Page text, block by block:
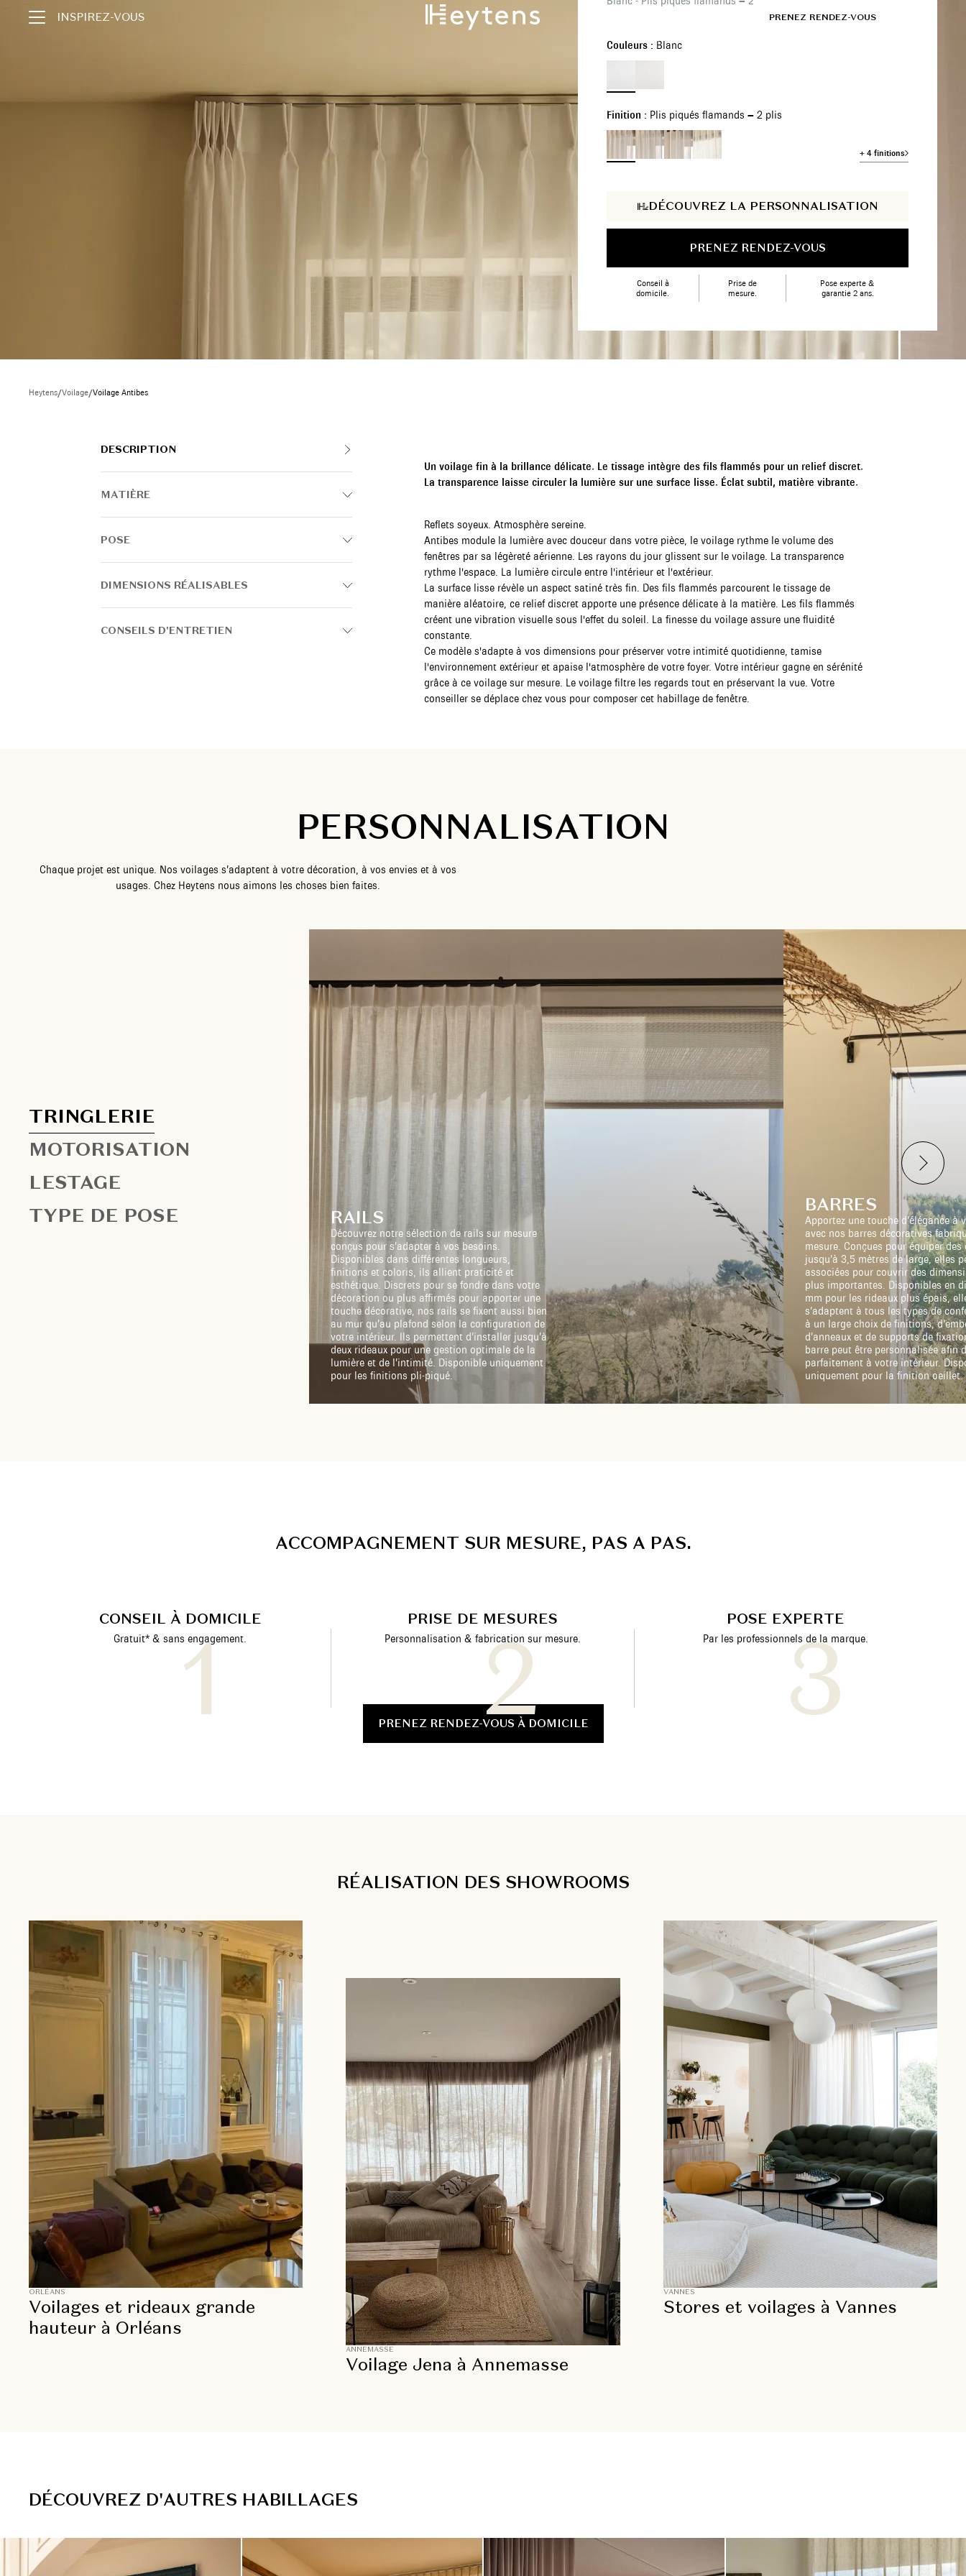
INSPIREZ-VOUS PRENEZ RENDEZ-VOUS
Couleurs : Blanc
Finition : Plis piqués flamands – 2 plis
+ 4 finitions
DÉCOUVREZ LA PERSONNALISATION
PRENEZ RENDEZ-VOUS
Conseil à
domicile.
Prise de
mesure.
Pose experte &
garantie 2 ans.
Heytens/Voilage/Voilage Antibes
DESCRIPTION
MATIÈRE
POSE
DIMENSIONS RÉALISABLES
CONSEILS D'ENTRETIEN
Un voilage fin à la brillance délicate. Le tissage intègre des fils flammés pour un relief discret.
La transparence laisse circuler la lumière sur une surface lisse. Éclat subtil, matière vibrante.
Reflets soyeux. Atmosphère sereine.
Antibes module la lumière avec douceur dans votre pièce, le voilage rythme le volume des
fenêtres par sa légèreté aérienne. Les rayons du jour glissent sur le voilage. La transparence
rythme l'espace. La lumière circule entre l'intérieur et l'extérieur.
La surface lisse révèle un aspect satiné très fin. Des fils flammés parcourent le tissage de
manière aléatoire, ce relief discret apporte une présence délicate à la matière. Les fils flammés
créent une vibration visuelle sous l'effet du soleil. La finesse du voilage assure une fluidité
constante.
Ce modèle s'adapte à vos dimensions pour préserver votre intimité quotidienne, tamise
l'environnement extérieur et apaise l'atmosphère de votre foyer. Votre intérieur gagne en sérénité
grâce à ce voilage sur mesure. Le voilage filtre les regards tout en préservant la vue. Votre
conseiller se déplace chez vous pour composer cet habillage de fenêtre.
PERSONNALISATION
Chaque projet est unique. Nos voilages s’adaptent à votre décoration, à vos envies et à vos
usages. Chez Heytens nous aimons les choses bien faites.
TRINGLERIE
MOTORISATION
LESTAGE
TYPE DE POSE
RAILS
Découvrez notre sélection de rails sur mesure
conçus pour s’adapter à vos besoins.
Disponibles dans différentes longueurs,
finitions et coloris, ils allient praticité et
esthétique. Discrets pour se fondre dans votre
décoration ou plus affirmés pour apporter une
touche décorative, nos rails se fixent aussi bien
au mur qu’au plafond selon la configuration de
votre intérieur. Ils permettent d’installer jusqu’à
deux rideaux pour une gestion optimale de la
lumière et de l’intimité. Disponible uniquement
pour les finitions pli-piqué.
BARRES
Apportez une touche d’élégance à
avec nos barres décoratives
mesure. Conçues pour équiper des
jusqu’à 3,5 mètres de large, elles
associées pour couvrir des
plus importantes. Disponibles en
mm pour les rideaux plus épais,
s’adaptent à tous les types de
à un large choix de finitions,
d’anneaux et de supports de
barre peut être personnalisée afin
parfaitement à votre intérieur.
uniquement pour la finition oeillet.
ACCOMPAGNEMENT SUR MESURE, PAS A PAS.
CONSEIL À DOMICILE
Gratuit* & sans engagement.
PRISE DE MESURES
Personnalisation & fabrication sur mesure.
POSE EXPERTE
Par les professionnels de la marque.
PRENEZ RENDEZ-VOUS À DOMICILE
RÉALISATION DES SHOWROOMS
ORLÉANS
Voilages et rideaux grande
hauteur à Orléans
ANNEMASSE
Voilage Jena à Annemasse
VANNES
Stores et voilages à Vannes
DÉCOUVREZ D'AUTRES HABILLAGES